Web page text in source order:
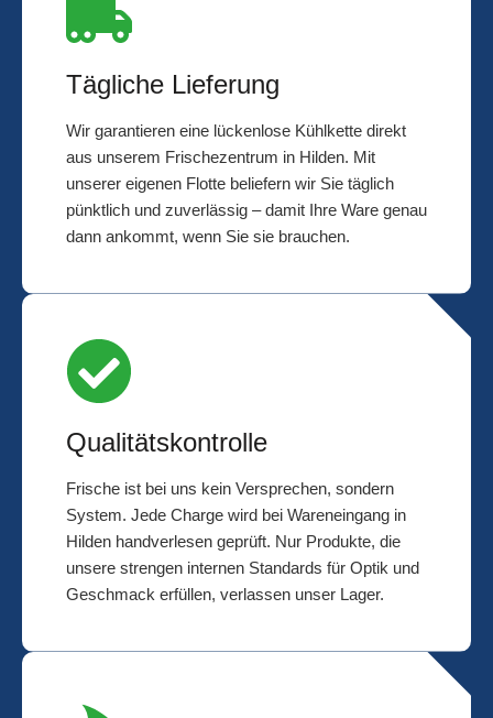
Tägliche Lieferung
Wir garantieren eine lückenlose Kühlkette direkt
aus unserem Frischezentrum in Hilden. Mit
unserer eigenen Flotte beliefern wir Sie täglich
pünktlich und zuverlässig – damit Ihre Ware genau
dann ankommt, wenn Sie sie brauchen.
Qualitätskontrolle
Frische ist bei uns kein Versprechen, sondern
System. Jede Charge wird bei Wareneingang in
Hilden handverlesen geprüft. Nur Produkte, die
unsere strengen internen Standards für Optik und
Geschmack erfüllen, verlassen unser Lager.